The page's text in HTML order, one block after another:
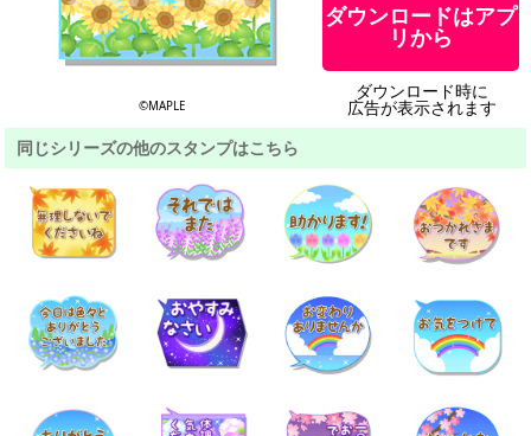
©MAPLE
ダウンロードはアプ
リから
ダウンロード時に
広告が表示されます
同じシリーズの他のスタンプはこちら